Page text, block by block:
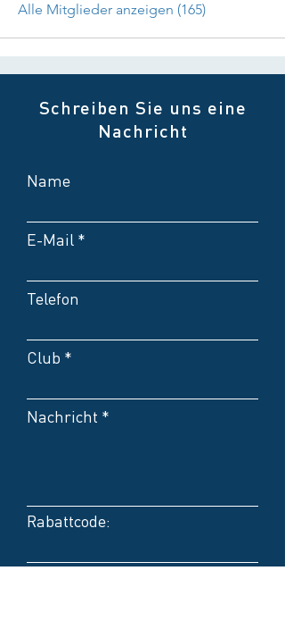
Alle Mitglieder anzeigen (165)
Schreiben Sie uns eine
Nachricht
Name
E-Mail
Telefon
Club
Nachricht
Rabattcode: